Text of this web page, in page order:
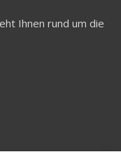
Ihnen rund um die